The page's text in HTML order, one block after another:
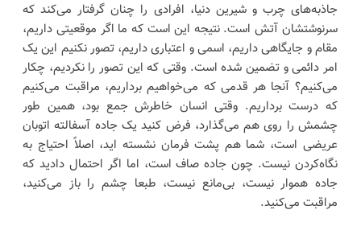
جاذبه‌های چرب و شیرین دنیا، افرادی را چنان گرفتار می‌کند که
سرنوشتشان آتش است. نتیجه این است که ما اگر موقعیتی داریم،
مقام و جایگاهی داریم، اسمی و اعتباری داریم، تصور نکنیم این یک
امر دائمی و تضمین شده است. وقتی که این تصور را نکردیم، چکار
می‌کنیم؟ آنجا هر قدمی که می‌خواهیم برداریم، مراقبت می‌کنیم
که درست برداریم. وقتی انسان خاطرش جمع بود، همین طور
چشمش را روی هم می‌گذارد، فرض کنید یک جاده آسفالته اتوبان
عریضی است، شما هم پشت فرمان نشسته اید، اصلاً احتیاج به
نگاه‌کردن نیست. چون جاده صاف است، اما اگر احتمال دادید که
جاده هموار نیست، بی‌مانع نیست، طبعا چشم را باز می‌کنید،
مراقبت می‌کنید.